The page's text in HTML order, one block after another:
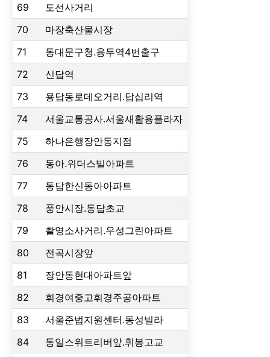
69
도선사거리
70
마장축산물시장
71
동대문구청.용두역4번출구
72
신답역
73
용답동로데오거리.답십리역
74
서울교통공사.서울새활용플라자
75
하나은행장안동지점
76
동아.위더스빌아파트
77
동답한신동아아파트
78
풍안시장.동답초교
79
촬영소사거리.우성그린아파트
80
전곡시장앞
81
장안동현대아파트앞
82
휘경여중고휘경주공아파트
83
서울준법지원센터.동성빌라
84
동일스위트리버앞.휘봉고교